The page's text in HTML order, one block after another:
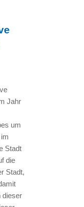
Jahr
um
Stadt
die
Stadt,
dieser